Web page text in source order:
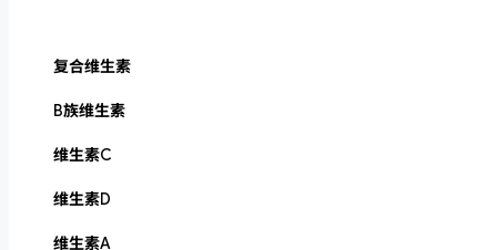
复合维生素
B族维生素
维生素C
维生素D
维生素A